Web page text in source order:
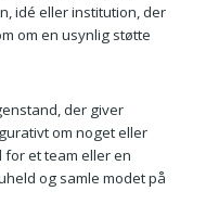
idé eller institution, der
om en usynlig støtte
der giver
om noget eller
et team eller en
og samle modet på